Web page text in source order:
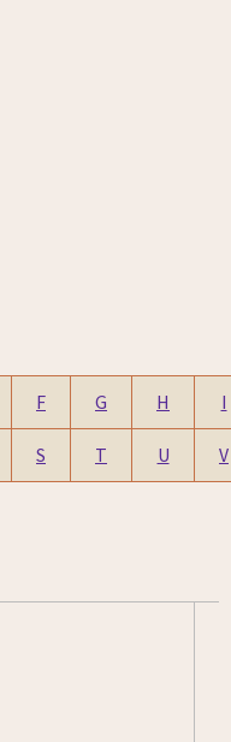
F G H I
S T U V